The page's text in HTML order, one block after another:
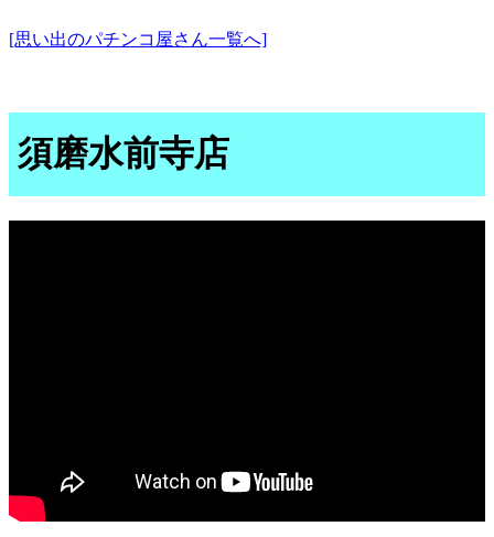
[思い出のパチンコ屋さん一覧へ]
須磨水前寺店